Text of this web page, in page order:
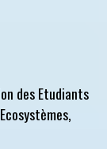
des Etudiants